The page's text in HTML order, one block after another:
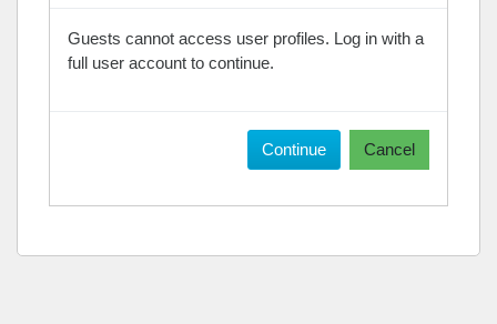
Guests cannot access user profiles. Log in with a
full user account to continue.
Continue Cancel